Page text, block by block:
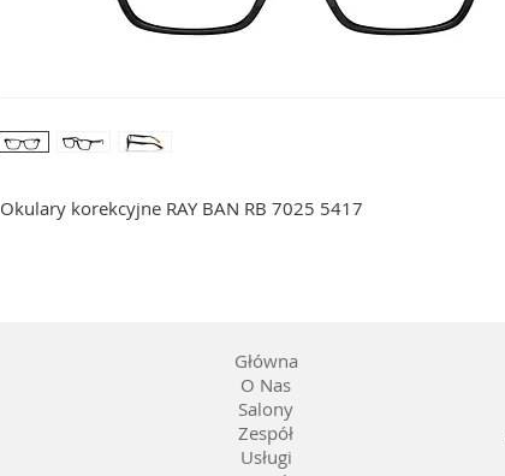
Okulary korekcyjne RAY BAN RB 7025 5417
Główna
O Nas
Salony
Zespół
Usługi